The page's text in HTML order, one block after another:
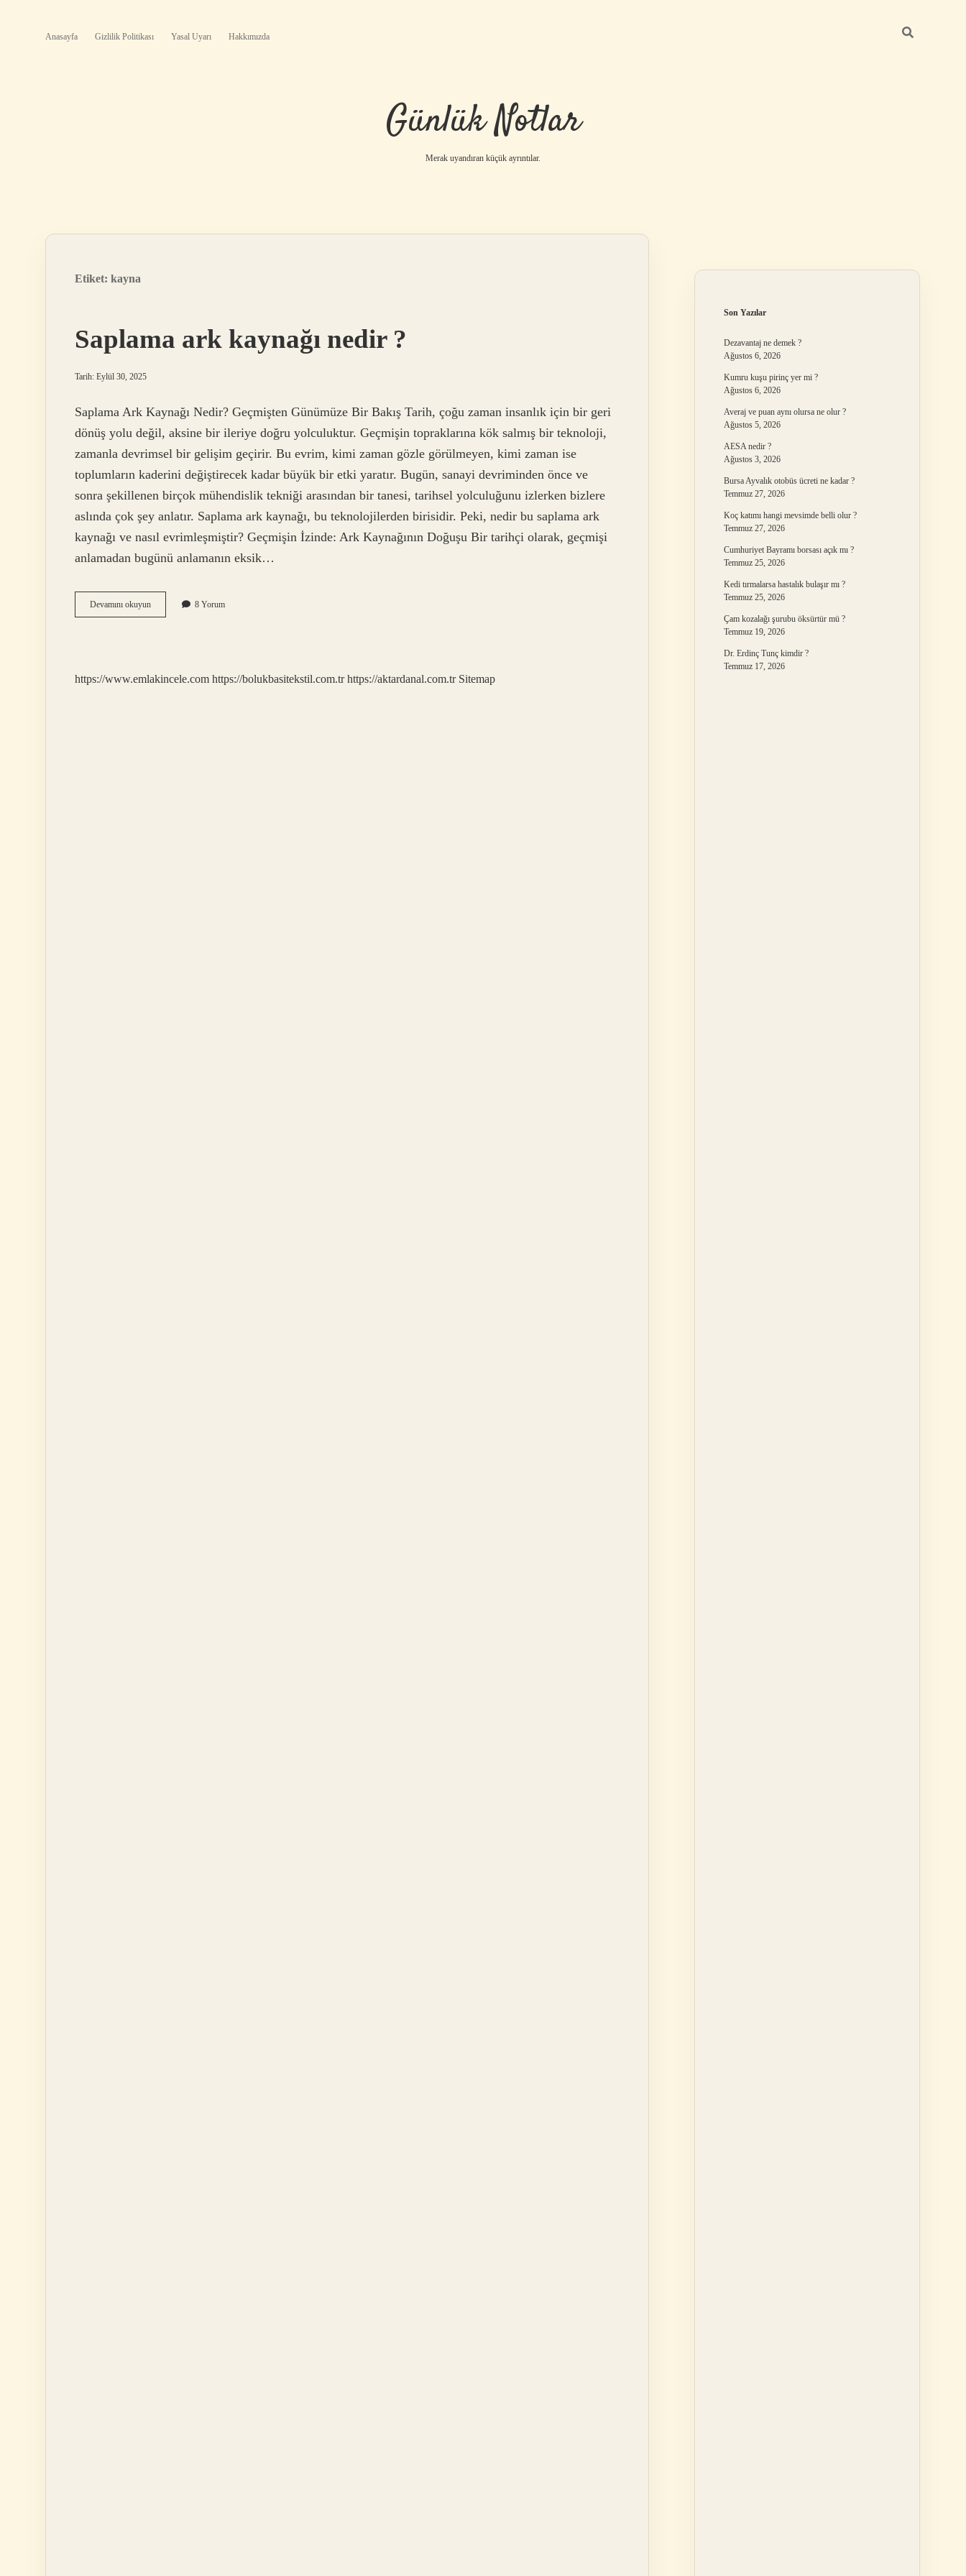
Anasayfa Gizlilik Politikası Yasal Uyarı Hakkımızda
Günlük Notlar
Merak uyandıran küçük ayrıntılar.
Etiket: kayna
Saplama ark kaynağı nedir ?
Tarih: Eylül 30, 2025
Saplama Ark Kaynağı Nedir? Geçmişten Günümüze Bir Bakış Tarih, çoğu zaman insanlık için bir geri
dönüş yolu değil, aksine bir ileriye doğru yolculuktur. Geçmişin topraklarına kök salmış bir teknoloji,
zamanla devrimsel bir gelişim geçirir. Bu evrim, kimi zaman gözle görülmeyen, kimi zaman ise
toplumların kaderini değiştirecek kadar büyük bir etki yaratır. Bugün, sanayi devriminden önce ve
sonra şekillenen birçok mühendislik tekniği arasından bir tanesi, tarihsel yolculuğunu izlerken bizlere
aslında çok şey anlatır. Saplama ark kaynağı, bu teknolojilerden birisidir. Peki, nedir bu saplama ark
kaynağı ve nasıl evrimleşmiştir? Geçmişin İzinde: Ark Kaynağının Doğuşu Bir tarihçi olarak, geçmişi
anlamadan bugünü anlamanın eksik…
Devamını okuyunSaplama
ark
8 Yorum
https://www.emlakincele.com https://bolukbasitekstil.com.tr https://aktardanal.com.tr Sitemap
Son Yazılar
Dezavantaj ne demek ?
Ağustos 6, 2026
Kumru kuşu pirinç yer mi ?
Ağustos 6, 2026
Averaj ve puan aynı olursa ne olur ?
Ağustos 5, 2026
AESA nedir ?
Ağustos 3, 2026
Bursa Ayvalık otobüs ücreti ne kadar ?
Temmuz 27, 2026
Koç katımı hangi mevsimde belli olur ?
Temmuz 27, 2026
Cumhuriyet Bayramı borsası açık mı ?
Temmuz 25, 2026
Kedi tırmalarsa hastalık bulaşır mı ?
Temmuz 25, 2026
Çam kozalağı şurubu öksürtür mü ?
Temmuz 19, 2026
Dr. Erdinç Tunç kimdir ?
Temmuz 17, 2026